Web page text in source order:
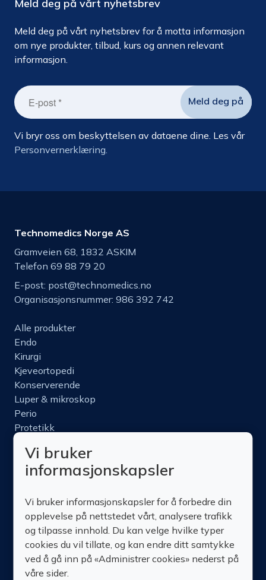
Meld deg på vårt nyhetsbrev
Meld deg på vårt nyhetsbrev for å motta informasjon
om nye produkter, tilbud, kurs og annen relevant
informasjon.
Vi bryr oss om beskyttelsen av dataene dine. Les vår
Personvernerklæring.
Technomedics Norge AS
Gramveien 68, 1832 ASKIM
Telefon 69 88 79 20
E-post: post@technomedics.no
Organisasjonsnummer: 986 392 742
Alle produkter
Endo
Kirurgi
Kjeveortopedi
Konserverende
Luper & mikroskop
Perio
Protetikk
Nettbutikk
Om oss
Kontakt oss
Vi bruker
informasjonskapsler
Vi bruker informasjonskapsler for å forbedre din
opplevelse på nettstedet vårt, analysere trafikk
og tilpasse innhold. Du kan velge hvilke typer
cookies du vil tillate, og kan endre ditt samtykke
ved å gå inn på «Administrer cookies» nederst på
våre sider.